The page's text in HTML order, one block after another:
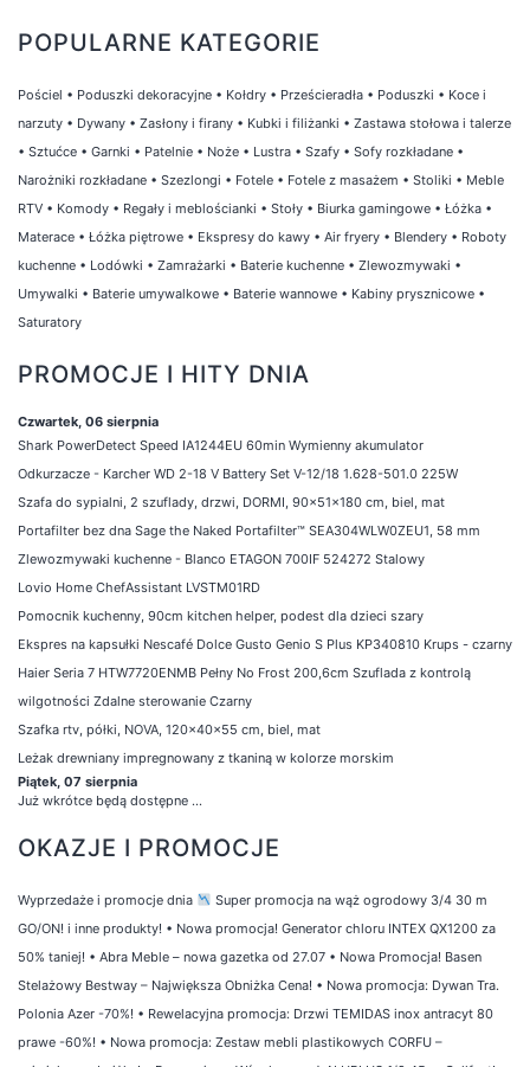
POPULARNE KATEGORIE
Pościel • Poduszki dekoracyjne • Kołdry • Prześcieradła • Poduszki • Koce i
narzuty • Dywany • Zasłony i firany • Kubki i filiżanki • Zastawa stołowa i talerze
• Sztućce • Garnki • Patelnie • Noże • Lustra • Szafy • Sofy rozkładane •
Narożniki rozkładane • Szezlongi • Fotele • Fotele z masażem • Stoliki • Meble
RTV • Komody • Regały i meblościanki • Stoły • Biurka gamingowe • Łóżka •
Materace • Łóżka piętrowe • Ekspresy do kawy • Air fryery • Blendery • Roboty
kuchenne • Lodówki • Zamrażarki • Baterie kuchenne • Zlewozmywaki •
Umywalki • Baterie umywalkowe • Baterie wannowe • Kabiny prysznicowe •
Saturatory
PROMOCJE I HITY DNIA
Czwartek, 06 sierpnia
Shark PowerDetect Speed IA1244EU 60min Wymienny akumulator
Odkurzacze - Karcher WD 2-18 V Battery Set V-12/18 1.628-501.0 225W
Szafa do sypialni, 2 szuflady, drzwi, DORMI, 90x51x180 cm, biel, mat
Portafilter bez dna Sage the Naked Portafilter™ SEA304WLW0ZEU1, 58 mm
Zlewozmywaki kuchenne - Blanco ETAGON 700IF 524272 Stalowy
Lovio Home ChefAssistant LVSTM01RD
Pomocnik kuchenny, 90cm kitchen helper, podest dla dzieci szary
Ekspres na kapsułki Nescafé Dolce Gusto Genio S Plus KP340810 Krups - czarny
Haier Seria 7 HTW7720ENMB Pełny No Frost 200,6cm Szuflada z kontrolą
wilgotności Zdalne sterowanie Czarny
Szafka rtv, półki, NOVA, 120x40x55 cm, biel, mat
Leżak drewniany impregnowany z tkaniną w kolorze morskim
Piątek, 07 sierpnia
Już wkrótce będą dostępne ...
OKAZJE I PROMOCJE
Wyprzedaże i promocje dnia
Super promocja na wąż ogrodowy 3/4 30 m
GO/ON! i inne produkty! • Nowa promocja! Generator chloru INTEX QX1200 za
50% taniej! • Abra Meble – nowa gazetka od 27.07 • Nowa Promocja! Basen
Stelażowy Bestway – Największa Obniżka Cena! • Nowa promocja: Dywan Tra.
Polonia Azer -70%! • Rewelacyjna promocja: Drzwi TEMIDAS inox antracyt 80
prawe -60%! • Nowa promocja: Zestaw mebli plastikowych CORFU –